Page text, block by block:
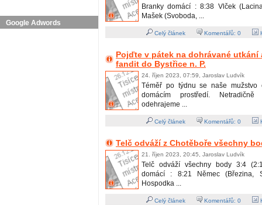
Google Adwords
Branky domácí : 8:38 Vlček
Mašek (Svoboda, ...
Celý článek Komentářů: 0
Pojďte v pátek na dohrávané utkání
fandit do Bystřice n. P.
24. říjen 2023, 07:59, Jaroslav Ludvík
Téměř po týdnu se naše mužstvo
domácím prostředí.
odehrajeme ...
Celý článek Komentářů: 0
Telč odváží z Chotěboře všechny
21. říjen 2023, 20:45, Jaroslav Ludvík
Telč odváží všechny body 3:4
domácí : 8:21 Němec (Březina,
Hospodka ...
Celý článek Komentářů: 0